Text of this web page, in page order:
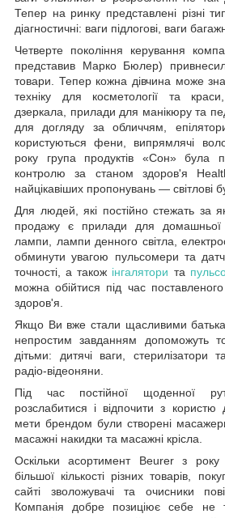
Тепер на ринку представлені різні
діагностичні: ваги підлогові, ваги
Четверте покоління керування
представив Марко Бюлер)
товари. Тепер кожна дівчина може
техніку для косметології та
дзеркала, прилади для манікюру та
для догляду за обличчям,
користуються фени, випрямлячі
року група продуктів «Сон» була
контролю за станом здоров'я
найцікавіших пропонувань — світлові
Для людей, які постійно стежать за
продажу є прилади для домашньої
лампи, лампи денного світла,
обминути увагою пульсомери та
точності, а також інгалятори та
можна обійтися під час
здоров'я.
Якщо Ви вже стали щасливими
непростим завданням допоможуть
дітьми: дитячі ваги, стерилізатори
радіо-відеоняни.
Під час постійної щоденної
розслабитися і відпочити з
мети брендом були створені
масажні накидки та масажні крісла.
Оскільки асортимент Beurer з року
більшої кількості різних товарів,
сайті зволожувачі та очисники
Компанія добре позиціює себе не